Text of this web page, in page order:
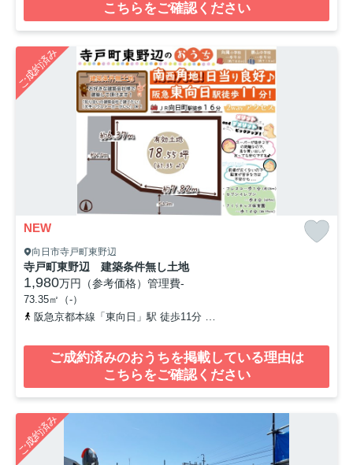
こちらをご確認ください
ご成約済み
NEW
向日市寺戸町東野辺
寺戸町東野辺 建築条件無し土地
1,980万円（参考価格） 管理費-
73.35㎡（-）
阪急京都本線「東向日」駅 徒歩11分
ご成約済みのおうちを掲載している理由は
こちらをご確認ください
ご成約済み